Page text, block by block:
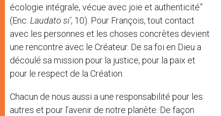
écologie intégrale, vécue avec joie et authenticité”
(Enc. Laudato si’, 10). Pour François, tout contact
avec les personnes et les choses concrètes devient
une rencontre avec le Créateur. De sa foi en Dieu a
découlé sa mission pour la justice, pour la paix et
pour le respect de la Création.
Chacun de nous aussi a une responsabilité pour les
autres et pour l’avenir de notre planète. De façon